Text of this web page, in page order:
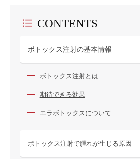
CONTENTS
ボトックス注射の基本情報
ボトックス注射とは
期待できる効果
エラボトックスについて
ボトックス注射で腫れが生じる原因